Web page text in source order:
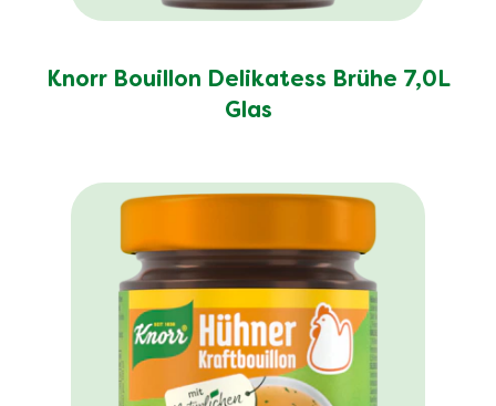
Knorr Bouillon Delikatess Brühe 7,0L
Glas